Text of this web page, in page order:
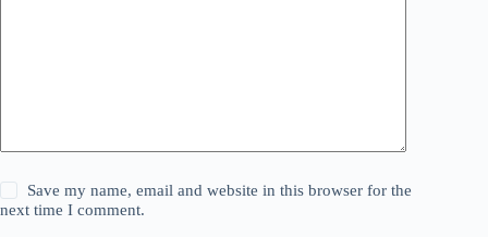
Save my name, email and website in this browser for the
next time I comment.